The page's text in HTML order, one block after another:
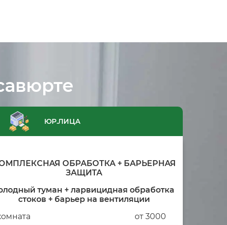
ЮР.ЛИЦА
ОБРАБОТКА + БАРЬЕРНАЯ
ЗАЩИТА
туман + ларвицидная обработка
стоков + барьер на вентиляции
от 3000